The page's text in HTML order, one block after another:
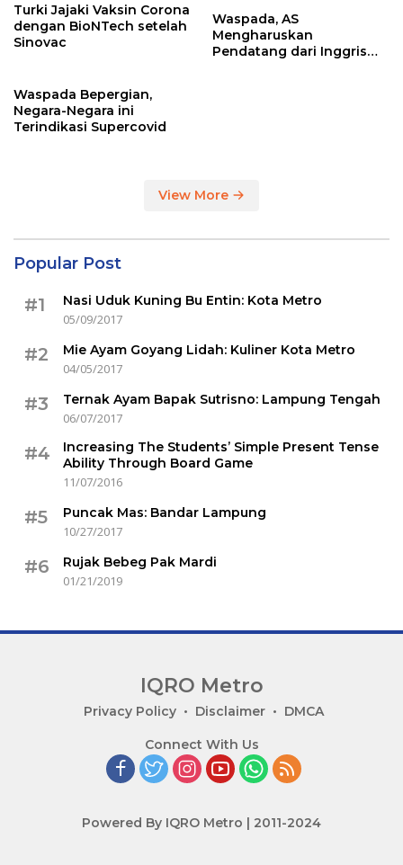
Turki Jajaki Vaksin Corona
dengan BioNTech setelah
Sinovac
Waspada, AS
Mengharuskan
Pendatang dari Inggris
Waspada Bepergian,
Negara-Negara ini
Terindikasi Supercovid
View More
Popular Post
#1
Nasi Uduk Kuning Bu Entin: Kota Metro
05/09/2017
#2
Mie Ayam Goyang Lidah: Kuliner Kota Metro
04/05/2017
#3
Ternak Ayam Bapak Sutrisno: Lampung Tengah
06/07/2017
#4
Increasing The Students’ Simple Present Tense
Ability Through Board Game
11/07/2016
#5
Puncak Mas: Bandar Lampung
10/27/2017
#6
Rujak Bebeg Pak Mardi
01/21/2019
IQRO Metro
Privacy Policy Disclaimer DMCA
Connect With Us
Powered By IQRO Metro | 2011-2024